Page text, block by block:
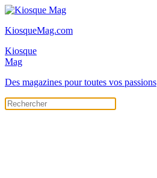
KiosqueMag.com
Kiosque
Mag
Des magazines pour toutes vos passions